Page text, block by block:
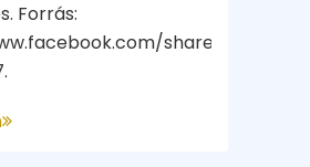
Forrás:
share/v/